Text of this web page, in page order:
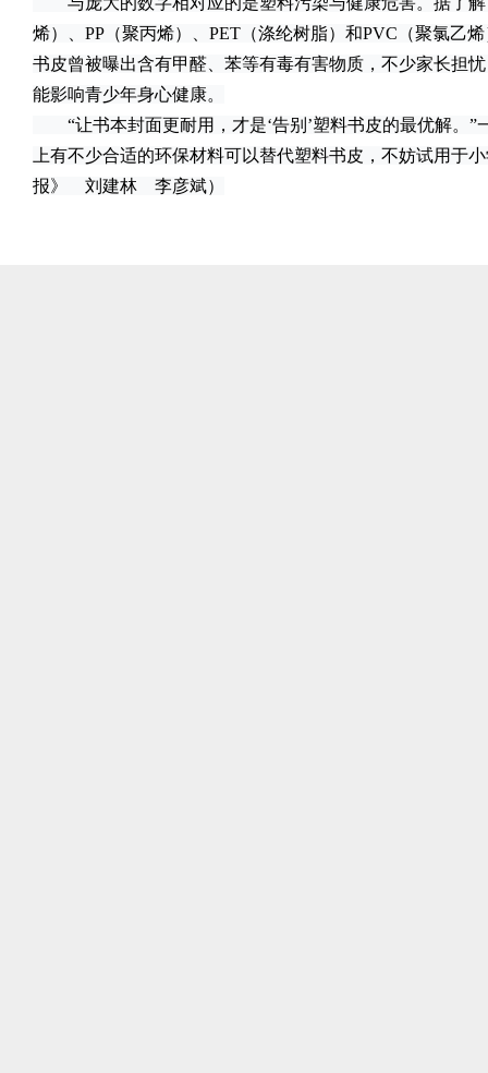
烯）、PP（聚丙烯）、PET（涤纶树脂）和PVC（聚氯乙
书皮曾被曝出含有甲醛、苯等有毒有害物质，不少家长担
能影响青少年身心健康。
“让书本封面更耐用，才是‘告别’塑料书皮的最优解。”
上有不少合适的环保材料可以替代塑料书皮，不妨试用于
报》 刘建林 李彦斌）